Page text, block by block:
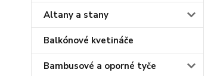
Altany a stany
Balkónové kvetináče
Bambusové a oporné tyče